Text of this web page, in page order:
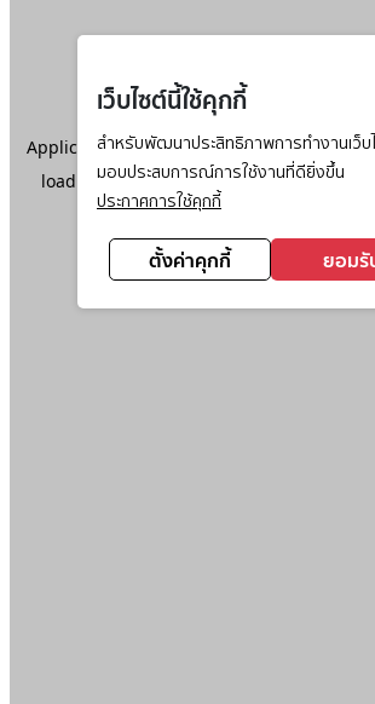
เว็บไซต์นี้ใช้คุกกี้
สำหรับพัฒนาประสิทธิภาพการทำงานเว็บ
มอบประสบการณ์การใช้งานที่ดียิ่งขึ้น
ประกาศการใช้คุกกี้
ตั้งค่าคุกกี้ ยอมรั
Application error: aclient-side exception
loadingwww.ktc.co.th(see the browser
information).